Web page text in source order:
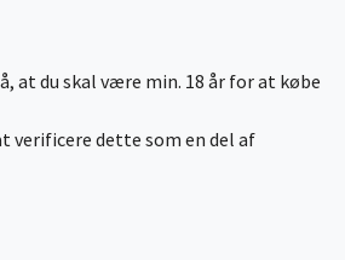
at du skal være min. 18 år for at købe
verificere dette som en del af